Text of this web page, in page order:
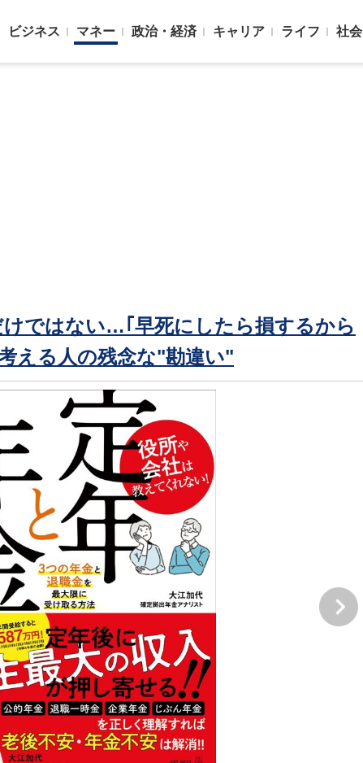
ビジネス マネー 政治・経済 キャリア ライフ 社会
ではない…｢早死にしたら損するから
える人の残念な"勘違い"